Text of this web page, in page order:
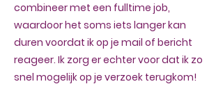
combineer met een fulltime job,
waardoor het soms iets langer kan
duren voordat ik op je mail of bericht
reageer. Ik zorg er echter voor dat ik zo
snel mogelijk op je verzoek terugkom!